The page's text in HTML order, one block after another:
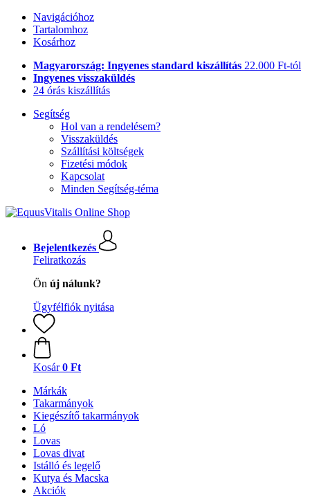
Navigációhoz
Tartalomhoz
Kosárhoz
Magyarország: Ingyenes standard kiszállítás 22.000 Ft-tól
Ingyenes visszaküldés
24 órás kiszállítás
Segítség
Hol van a rendelésem?
Visszaküldés
Szállítási költségek
Fizetési módok
Kapcsolat
Minden Segítség-téma
Bejelentkezés
Feliratkozás
Ön új nálunk?
Ügyfélfiók nyitása
Kosár 0 Ft
Márkák
Takarmányok
Kiegészítő takarmányok
Ló
Lovas
Lovas divat
Istálló és legelő
Kutya és Macska
Akciók